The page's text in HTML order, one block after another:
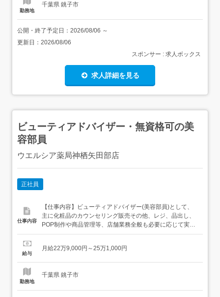
勤務地
千葉県 銚子市
公開・終了予定日： 2026/08/06 ～
更新日： 2026/08/06
スポンサー : 求人ボックス
求人詳細を見る
ビューティアドバイザー・無資格可の美
容部員
ウエルシア薬局神栖矢田部店
正社員
仕事内容
【仕事内容】ビューティアドバイザー(美容部員)として、
主に化粧品のカウンセリング販売その他、レジ、品出し、
POP制作や商品管理等、店舗業務全般も必要に応じて実施
メイクやスキンケアのアドバイス、タッチアップなどお客
朝礼(一日の注意事項・引継ぎ事項の伝達)～接客(商品選び
給与
月給22万9,000円～25万1,000円
勤務地
千葉県 銚子市